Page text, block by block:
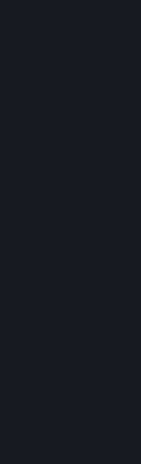
Es posible solicitar un
adquiridos a través de
Puedes recibir un
comprado en la tienda
los artículos del lote se
combinado de todos los
Si un lote incluye un
reembolsable, Steam te
Valve no puede
realicen fuera de Steam
tarjetas de la Cartera de
Si te han bloqueado por
un juego, pierdes el
No podemos ofrecer
(p. ej., películas, cortos,
que el vídeo venga en